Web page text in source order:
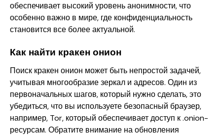
обеспечивает высокий уровень анонимности, что
особенно важно в мире, где конфиденциальность
становится все более актуальной.
Как найти кракен онион
Поиск кракен онион может быть непростой задачей,
учитывая многообразие зеркал и адресов. Один из
первоначальных шагов, который нужно сделать, это
убедиться, что вы используете безопасный браузер,
например, Tor, который обеспечивает доступ к .onion-
ресурсам. Обратите внимание на обновления